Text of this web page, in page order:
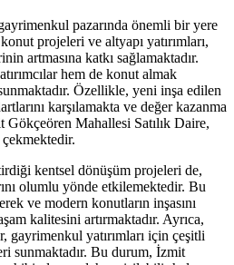
pazarında önemli bir yere
projeleri ve altyapı yatırımları,
artmasına katkı sağlamaktadır.
hem de konut almak
Özellikle, yeni inşa edilen
karşılamakta ve değer kazanma
Gökçeören Mahallesi Satılık Daire,
çekmektedir.
kentsel dönüşüm projeleri de,
olumlu yönde etkilemektedir. Bu
ve modern konutların inşasını
kalitesini artırmaktadır. Ayrıca,
gayrimenkul yatırımları için çeşitli
sunmaktadır. Bu durum, İzmit